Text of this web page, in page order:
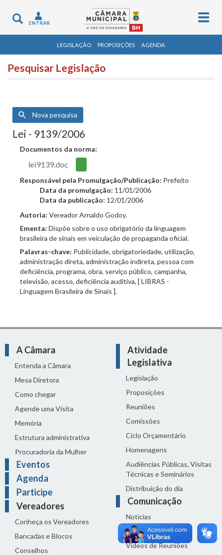
Toggle
navigation
ENTRAR
LEGISLAÇÃO PROPOSIÇÕES AGENDA
Pesquisar Legislação
Nova pesquisa
Lei - 9139/2006
Documentos da norma:
lei9139.doc
Responsável pela Promulgação/Publicação: Prefeito
Data da promulgação: 11/01/2006
Data da publicação: 12/01/2006
Autoria: Vereador Arnaldo Godoy.
Ementa: Dispõe sobre o uso obrigatório da linguagem
brasileira de sinais em veiculação de propaganda oficial.
Palavras-chave: Publicidade, obrigatoriedade, utilização,
administração direta, administração indireta, pessoa com
deficiência, programa, obra, serviço público, campanha,
televisão, acesso, deficiência auditiva, [ LIBRAS -
Linguagem Brasileira de Sinais ].
A Câmara
Entenda a Câmara
Mesa Diretora
Como chegar
Agende uma Visita
Memória
Estrutura administrativa
Procuradoria da Mulher
Eventos
Agenda
Participe
Vereadores
Conheça os Vereadores
Bancadas e Blocos
Conselhos
Atividade
Legislativa
Legislação
Proposições
Reuniões
Comissões
Ciclo Orçamentário
Homenagens
Audiências Públicas, Visitas
Técnicas e Seminários
Distribuição do dia
Comunicação
Notícias
Sala de Imprensa
Vídeos de Reuniões